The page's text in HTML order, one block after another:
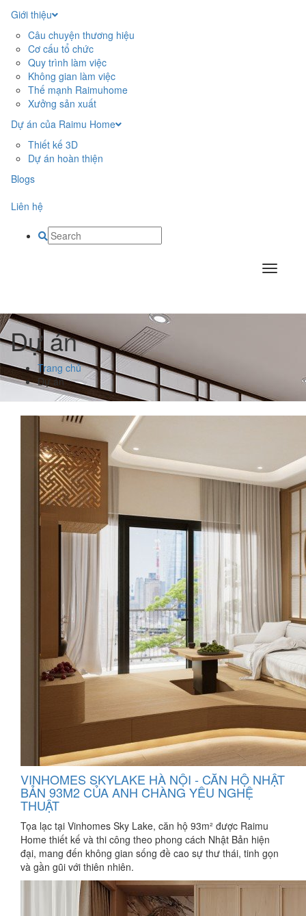
Giới thiệu
Câu chuyện thương hiệu
Cơ cấu tổ chức
Quy trình làm việc
Không gian làm việc
Thế mạnh Raimuhome
Xưởng sản xuất
Dự án của Raimu Home
Thiết kế 3D
Dự án hoàn thiện
Blogs
Liên hệ
Dự án
Trang chủ
Dự án
VINHOMES SKYLAKE HÀ NỘI - CĂN HỘ NHẬT
BẢN 93M2 CỦA ANH CHÀNG YÊU NGHỆ
THUẬT
Tọa lạc tại Vinhomes Sky Lake, căn hộ 93m² được Raimu
Home thiết kế và thi công theo phong cách Nhật Bản hiện
đại, mang đến không gian sống đề cao sự thư thái, tinh gọn
và gần gũi với thiên nhiên.